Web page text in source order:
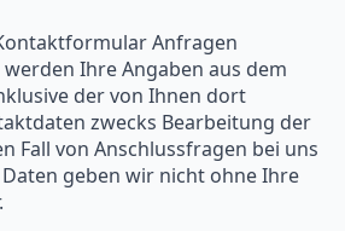
Anfragen
Ihre Angaben aus dem
der von Ihnen dort
zwecks Bearbeitung der
Fall von Anschlussfragen bei uns
geben wir nicht ohne Ihre